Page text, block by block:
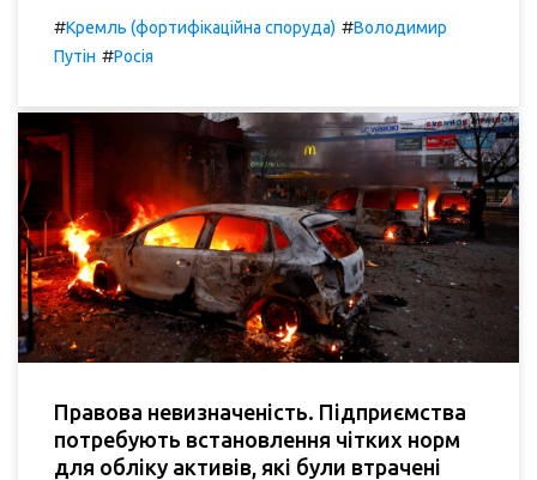
#Кремль (фортифікаційна споруда) #Володимир
Путін #Росія
Правова невизначеність. Підприємства
потребують встановлення чітких норм
для обліку активів, які були втрачені